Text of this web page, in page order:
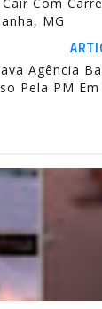
MG
Agência
Pela PM